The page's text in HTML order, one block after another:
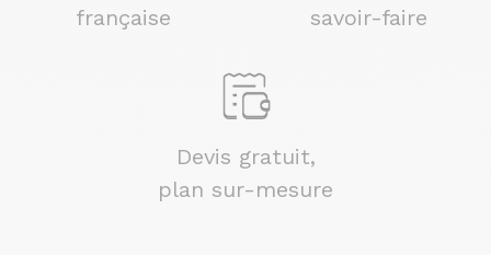
française
savoir-faire
Devis gratuit,
plan sur-mesure